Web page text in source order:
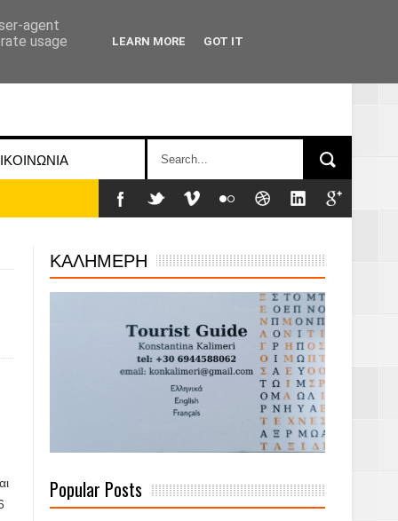
με σκοπό
ΚΑΛΗΜΕΡΗ
Popular Posts
agent
usage
LEARN MORE GOT IT